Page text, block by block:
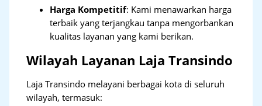
Harga Kompetitif: Kami menawarkan harga
terbaik yang terjangkau tanpa mengorbankan
kualitas layanan yang kami berikan.
Wilayah Layanan Laja Transindo
Laja Transindo melayani berbagai kota di seluruh
wilayah, termasuk: